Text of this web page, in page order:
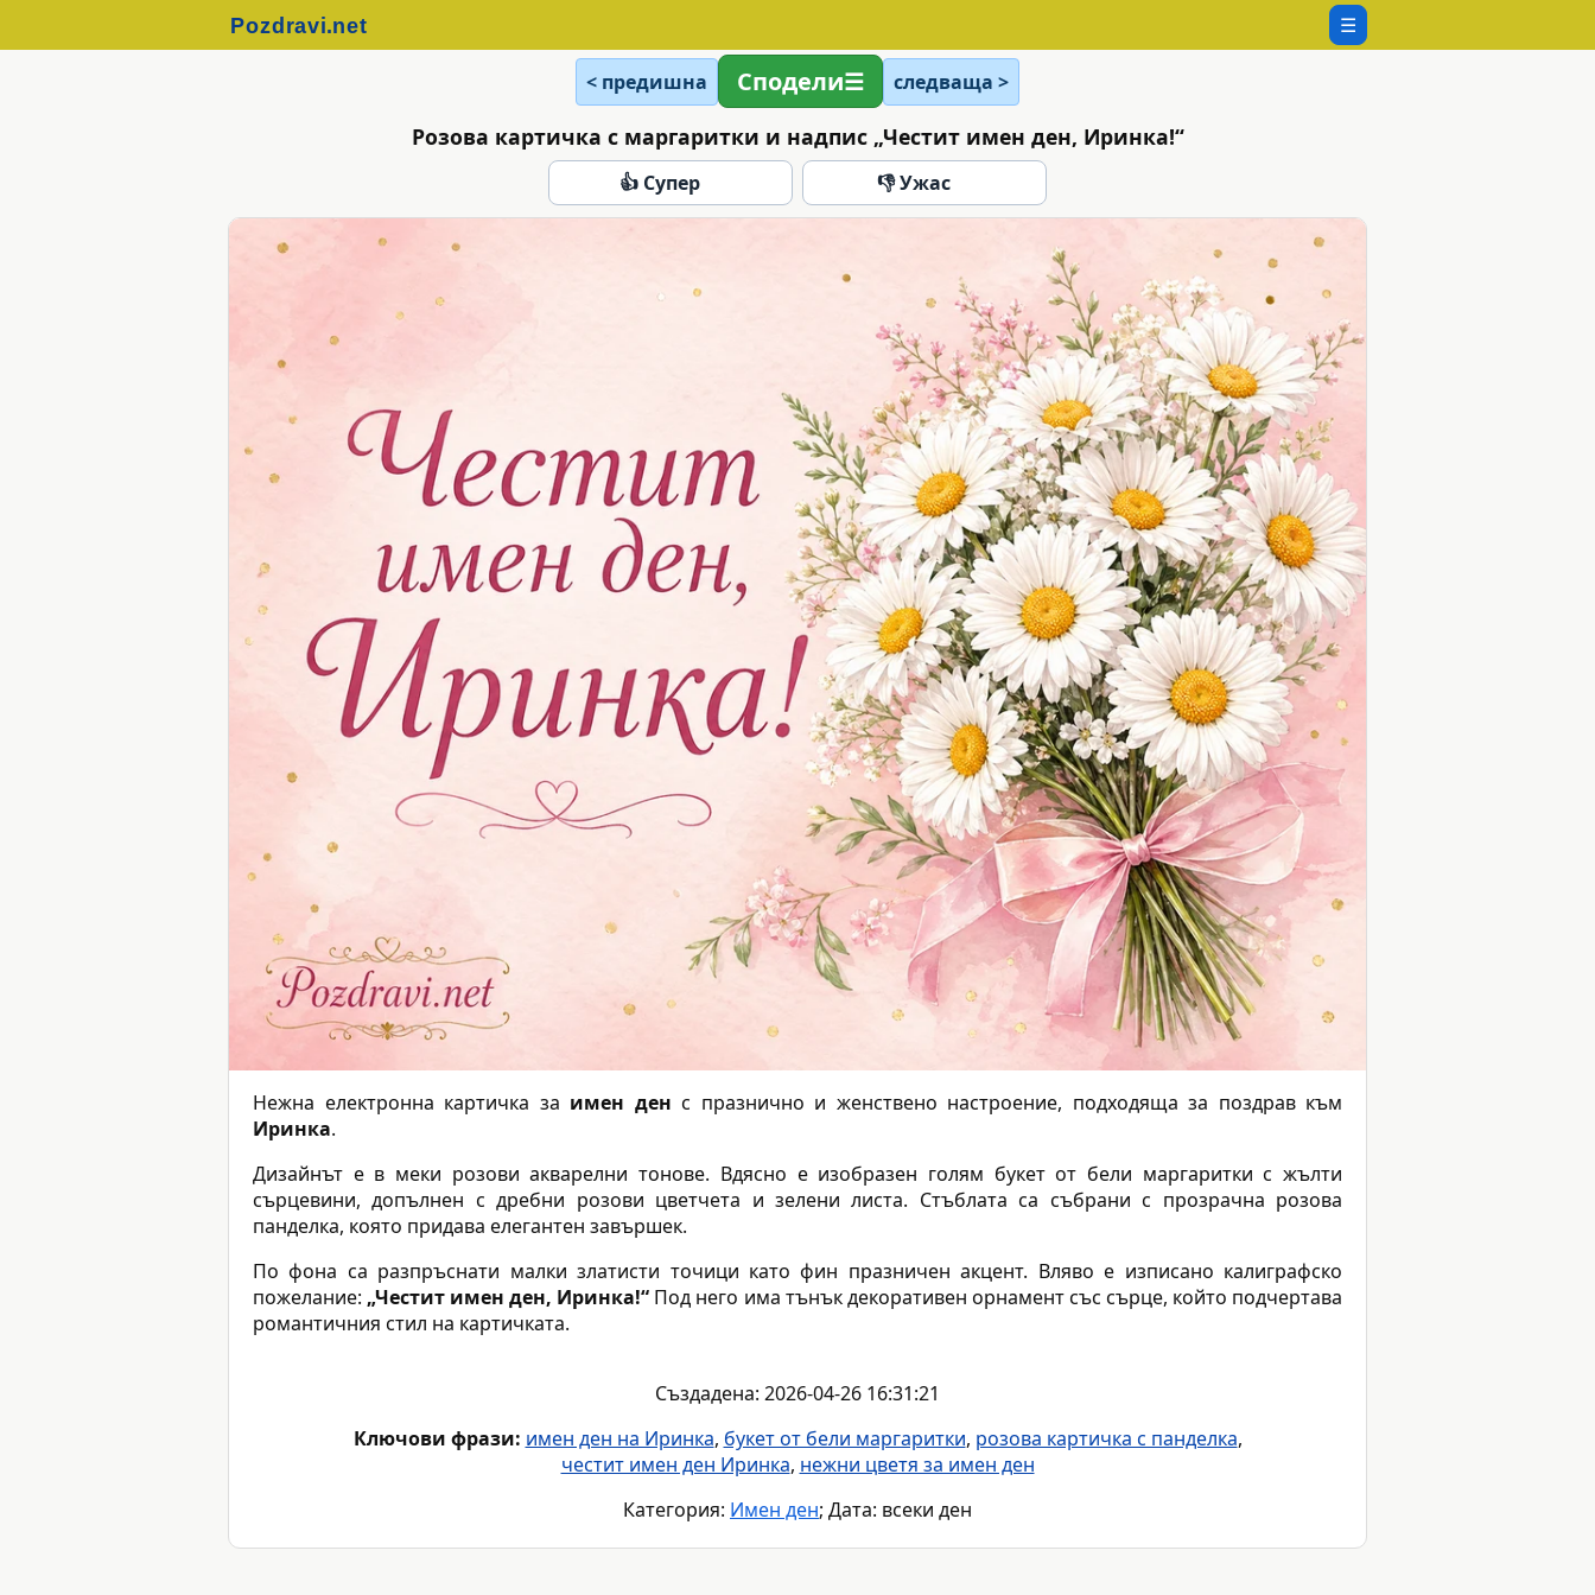
☰
< предишна Сподели следваща >
Розова картичка с маргаритки и надпис „Честит имен ден, Иринка!“
👍 Супер 👎 Ужас
Нежна електронна картичка за имен ден с празнично и женствено настроение, подходяща за поздрав към
Иринка.
Дизайнът е в меки розови акварелни тонове. Вдясно е изобразен голям букет от бели маргаритки с жълти
сърцевини, допълнен с дребни розови цветчета и зелени листа. Стъблата са събрани с прозрачна розова
панделка, която придава елегантен завършек.
По фона са разпръснати малки златисти точици като фин празничен акцент. Вляво е изписано калиграфско
пожелание: „Честит имен ден, Иринка!“ Под него има тънък декоративен орнамент със сърце, който подчертава
романтичния стил на картичката.
Създадена: 2026-04-26 16:31:21
Ключови фрази: имен ден на Иринка, букет от бели маргаритки, розова картичка с панделка,
честит имен ден Иринка, нежни цветя за имен ден
Категория: Имен ден; Дата: всеки ден